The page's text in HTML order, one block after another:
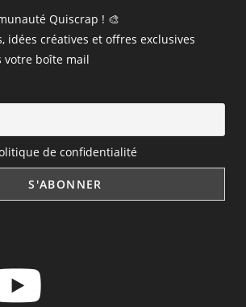
Quiscrap ! 🎨
idées créatives et offres exclusives
votre boîte mail
de confidentialité